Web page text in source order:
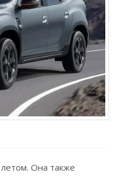
Она также